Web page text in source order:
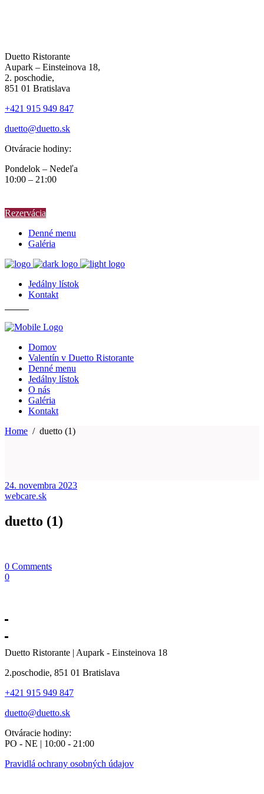
Duetto Ristorante
Aupark – Einsteinova 18,
2. poschodie,
851 01 Bratislava
+421 915 949 847
duetto@duetto.sk
Otváracie hodiny:
Pondelok – Nedeľa
10:00 – 21:00
Rezervácia
Denné menu
Galéria
Jedálny lístok
Kontakt
Domov
Valentín v Duetto Ristorante
Denné menu
Jedálny lístok
O nás
Galéria
Kontakt
Home / duetto (1)
24. novembra 2023
webcare.sk
duetto (1)
0 Comments
0
Duetto Ristorante | Aupark - Einsteinova 18
2.poschodie, 851 01 Bratislava
+421 915 949 847
duetto@duetto.sk
Otváracie hodiny:
PO - NE | 10:00 - 21:00
Pravidlá ochrany osobných údajov